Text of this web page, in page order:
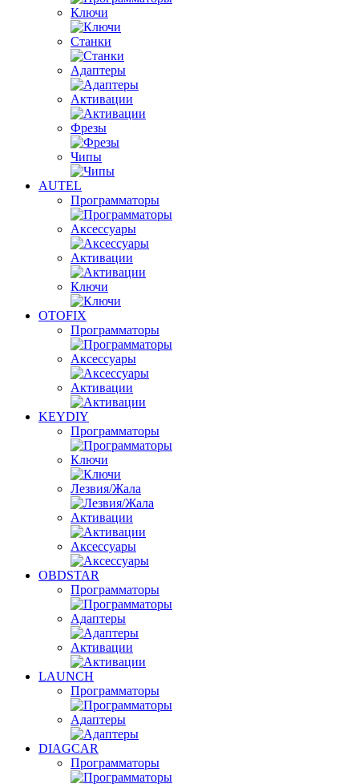
Ключи
Станки
Адаптеры
Активации
Фрезы
Чипы
AUTEL
Программаторы
Аксессуары
Активации
Ключи
OTOFIX
Программаторы
Аксессуары
Активации
KEYDIY
Программаторы
Ключи
Лезвия/Жала
Активации
Аксессуары
OBDSTAR
Программаторы
Адаптеры
Активации
LAUNCH
Программаторы
Адаптеры
DIAGCAR
Программаторы